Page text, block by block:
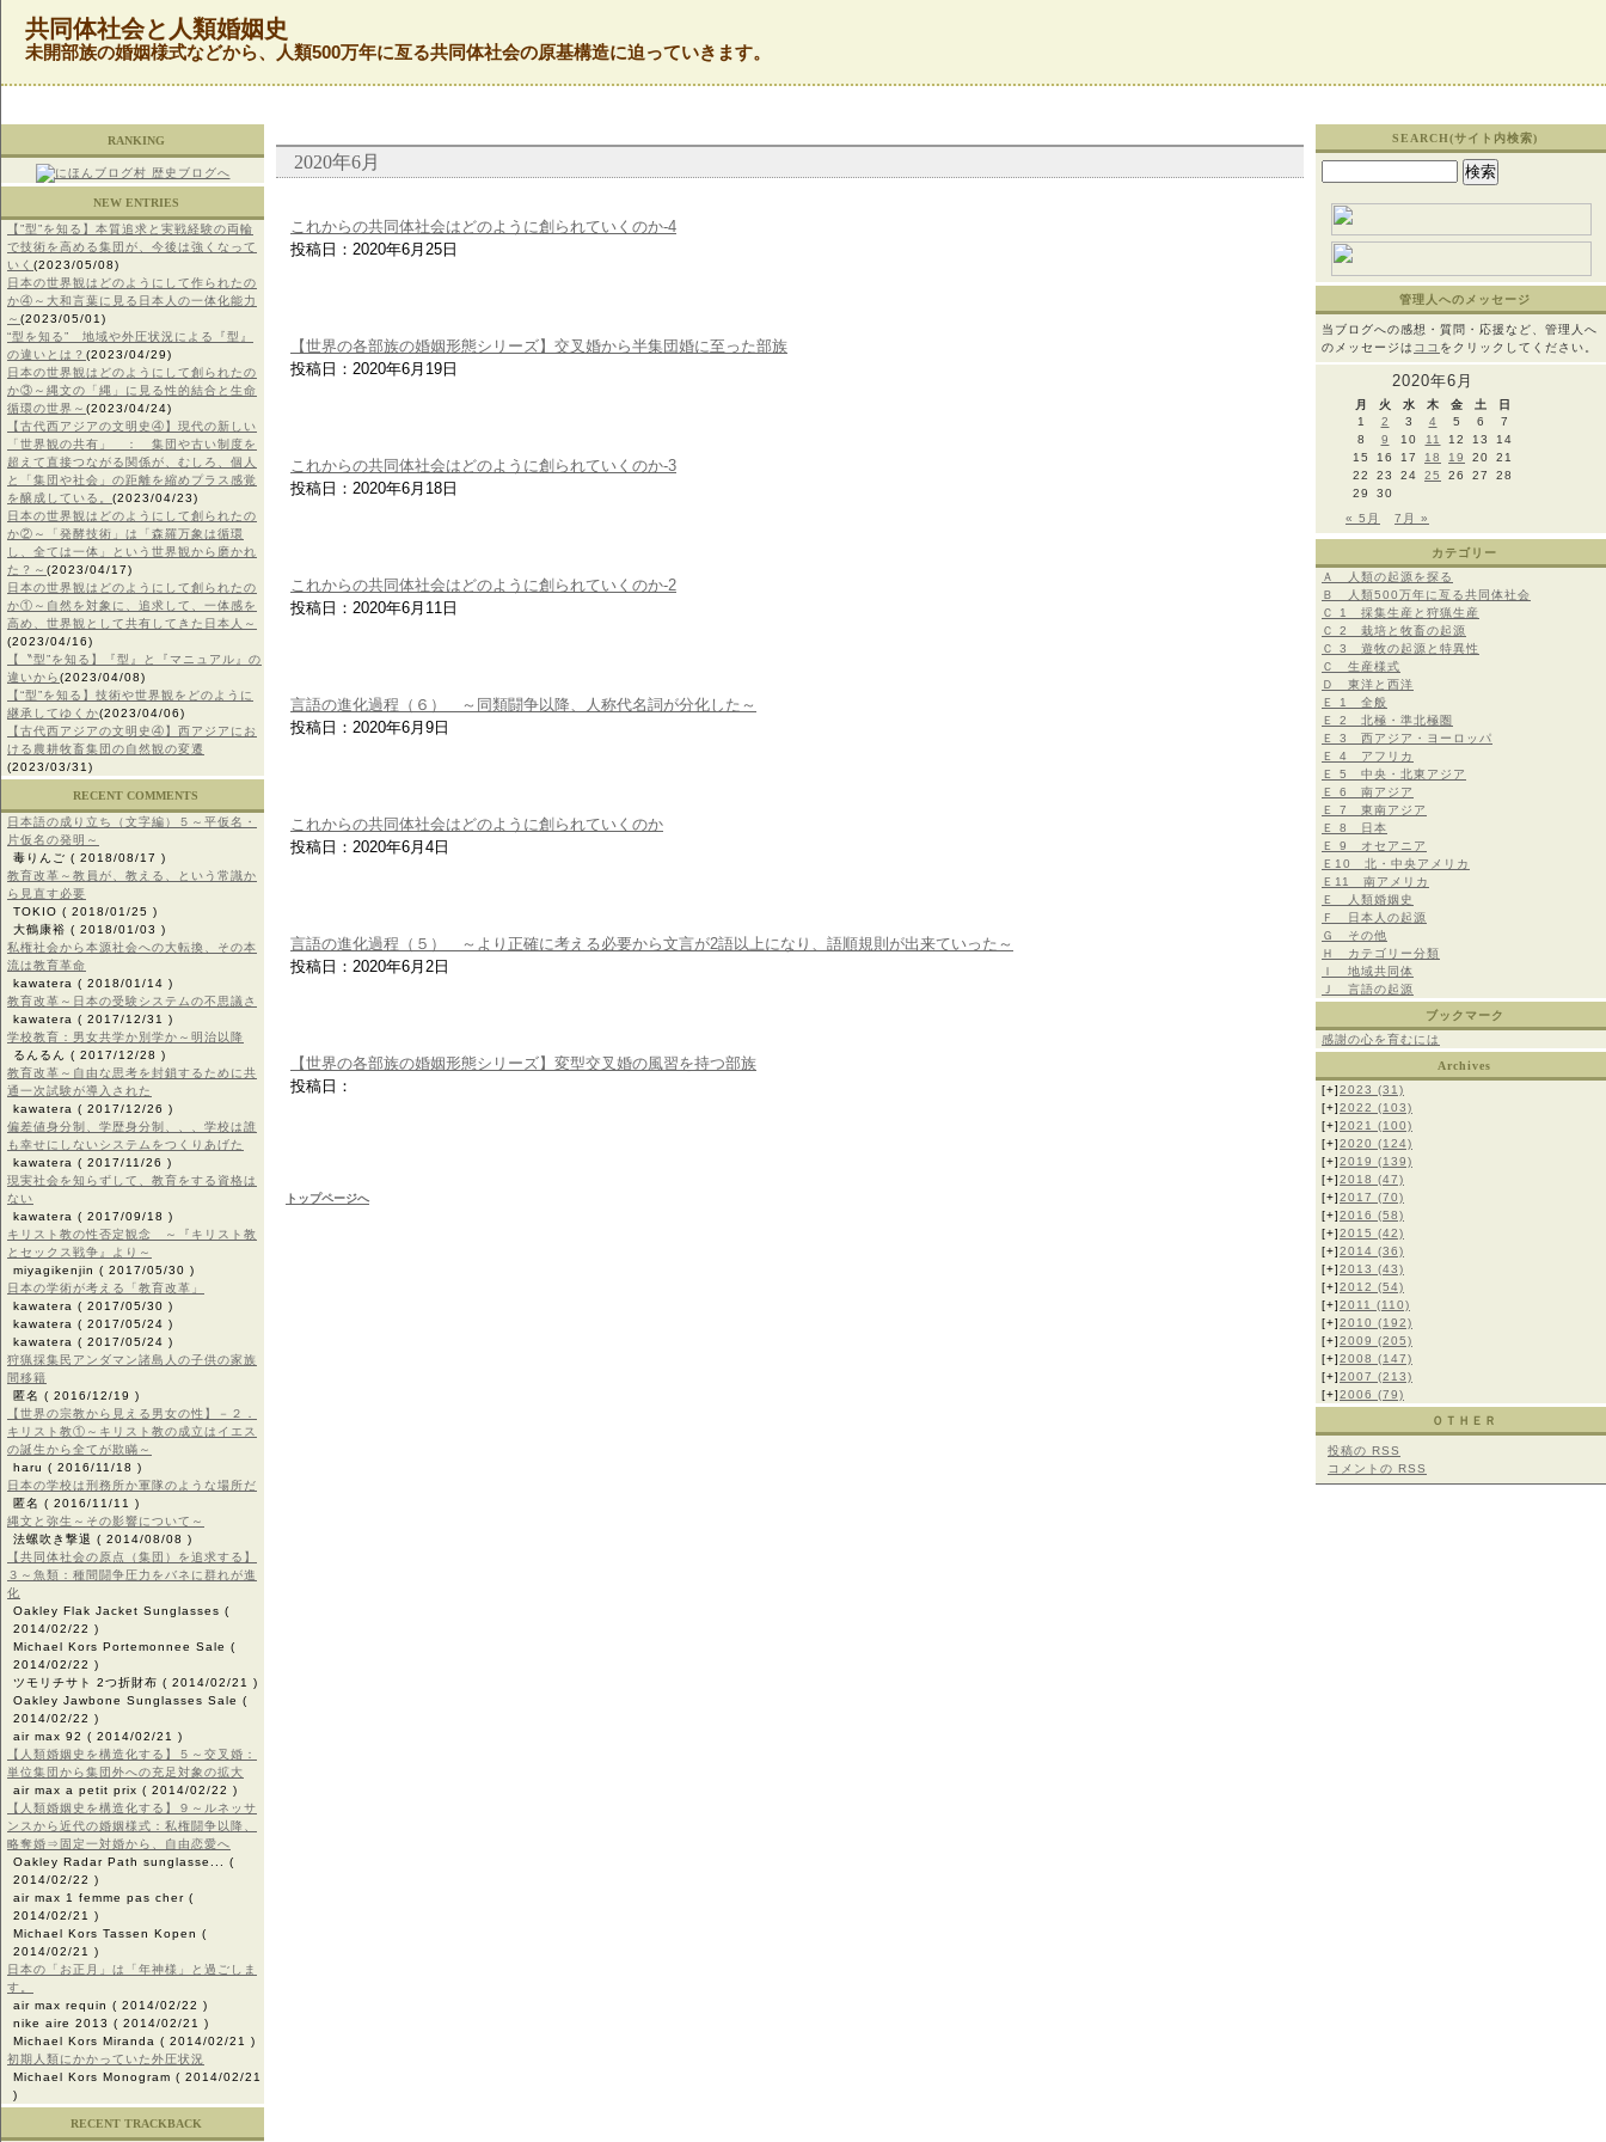
共同体社会と人類婚姻史
未開部族の婚姻様式などから、人類500万年に亙る共同体社会の原基構造に迫っていきます。
RANKING
NEW ENTRIES
【”型”を知る】本質追求と実戦経験の両輪
で技術を高める集団が、今後は強くなって
いく (2023/05/08)
日本の世界観はどのようにして作られたの
か④～大和言葉に見る日本人の一体化能力
～ (2023/05/01)
“型を知る” 地域や外圧状況による『型』
の違いとは？ (2023/04/29)
日本の世界観はどのようにして創られたの
か③～縄文の「縄」に見る性的結合と生命
循環の世界～ (2023/04/24)
【古代西アジアの文明史④】現代の新しい
「世界観の共有」 ： 集団や古い制度を
超えて直接つながる関係が、むしろ、個人
と「集団や社会」の距離を縮めプラス感覚
を醸成している。 (2023/04/23)
日本の世界観はどのようにして創られたの
か②～「発酵技術」は「森羅万象は循環
し、全ては一体」という世界観から磨かれ
た？～ (2023/04/17)
日本の世界観はどのようにして創られたの
か①～自然を対象に、追求して、一体感を
高め、世界観として共有してきた日本人～
(2023/04/16)
【〝型”を知る】『型』と『マニュアル』の
違いから(2023/04/08)
【“型”を知る】技術や世界観をどのように
継承してゆくか(2023/04/06)
【古代西アジアの文明史④】西アジアにお
ける農耕牧畜集団の自然観の変遷
(2023/03/31)
RECENT COMMENTS
日本語の成り立ち（文字編）５～平仮名・
片仮名の発明～
毒りんご ( 2018/08/17 )
教育改革～教員が、教える、という常識か
ら見直す必要
TOKIO ( 2018/01/25 )
大鶴康裕 ( 2018/01/03 )
私権社会から本源社会への大転換、その本
流は教育革命
kawatera ( 2018/01/14 )
教育改革～日本の受験システムの不思議さ
kawatera ( 2017/12/31 )
学校教育：男女共学か別学か～明治以降
るんるん ( 2017/12/28 )
教育改革～自由な思考を封鎖するために共
通一次試験が導入された
kawatera ( 2017/12/26 )
偏差値身分制、学歴身分制、、、学校は誰
も幸せにしないシステムをつくりあげた
kawatera ( 2017/11/26 )
現実社会を知らずして、教育をする資格は
ない
kawatera ( 2017/09/18 )
キリスト教の性否定観念 ～『キリスト教
とセックス戦争』より～
miyagikenjin ( 2017/05/30 )
日本の学術が考える「教育改革」
kawatera ( 2017/05/30 )
kawatera ( 2017/05/24 )
kawatera ( 2017/05/24 )
狩猟採集民アンダマン諸島人の子供の家族
間移籍
匿名 ( 2016/12/19 )
【世界の宗教から見える男女の性】－２．
キリスト教①～キリスト教の成立はイエス
の誕生から全てが欺瞞～
haru ( 2016/11/18 )
日本の学校は刑務所か軍隊のような場所だ
匿名 ( 2016/11/11 )
縄文と弥生～その影響について～
法螺吹き撃退 ( 2014/08/08 )
【共同体社会の原点（集団）を追求する】
３～魚類：種間闘争圧力をバネに群れが進
化
Oakley Flak Jacket Sunglasses (
2014/02/22 )
Michael Kors Portemonnee Sale (
2014/02/22 )
ツモリチサト 2つ折財布 ( 2014/02/21 )
Oakley Jawbone Sunglasses Sale (
2014/02/22 )
air max 92 ( 2014/02/21 )
【人類婚姻史を構造化する】５～交叉婚：
単位集団から集団外への充足対象の拡大
air max a petit prix ( 2014/02/22 )
【人類婚姻史を構造化する】９～ルネッサ
ンスから近代の婚姻様式：私権闘争以降、
略奪婚⇒固定一対婚から、自由恋愛へ
Oakley Radar Path sunglasse... (
2014/02/22 )
air max 1 femme pas cher (
2014/02/21 )
Michael Kors Tassen Kopen (
2014/02/21 )
日本の「お正月」は「年神様」と過ごしま
す。
air max requin ( 2014/02/22 )
nike aire 2013 ( 2014/02/21 )
Michael Kors Miranda ( 2014/02/21 )
初期人類にかかっていた外圧状況
Michael Kors Monogram ( 2014/02/21
)
RECENT TRACKBACK
2020年6月
これからの共同体社会はどのように創られていくのか-4
投稿日：2020年6月25日
【世界の各部族の婚姻形態シリーズ】交叉婚から半集団婚に至った部族
投稿日：2020年6月19日
これからの共同体社会はどのように創られていくのか-3
投稿日：2020年6月18日
これからの共同体社会はどのように創られていくのか-2
投稿日：2020年6月11日
言語の進化過程（６） ～同類闘争以降、人称代名詞が分化した～
投稿日：2020年6月9日
これからの共同体社会はどのように創られていくのか
投稿日：2020年6月4日
言語の進化過程（５） ～より正確に考える必要から文言が2語以上になり、語順規則が出来ていった～
投稿日：2020年6月2日
【世界の各部族の婚姻形態シリーズ】変型交叉婚の風習を持つ部族
投稿日：
トップページへ
SEARCH(サイト内検索)
索:
管理人へのメッセージ
当ブログへの感想・質問・応援など、管理人へ
のメッセージは ココ をクリックしてください。
2020年6月
月 火 水 木 金 土
日
1
2 3 4 5 6
7
8
9 10 11 12 13
14
15
16 17 18 19 20
21
22
23 24 25 26 27
28
29
30
« 5月
7月 »
カテゴリー
Ａ 人類の起源を探る
Ｂ 人類500万年に亙る共同体社会
Ｃ 1 採集生産と狩猟生産
Ｃ 2 栽培と牧畜の起源
Ｃ 3 遊牧の起源と特異性
Ｃ 生産様式
Ｄ 東洋と西洋
Ｅ 1 全般
Ｅ 2 北極・準北極圏
Ｅ 3 西アジア・ヨーロッパ
Ｅ 4 アフリカ
Ｅ 5 中央・北東アジア
Ｅ 6 南アジア
Ｅ 7 東南アジア
Ｅ 8 日本
Ｅ 9 オセアニア
Ｅ10 北・中央アメリカ
Ｅ11 南アメリカ
Ｅ 人類婚姻史
Ｆ 日本人の起源
Ｇ その他
Ｈ カテゴリー分類
Ｉ 地域共同体
Ｊ 言語の起源
ブックマーク
感謝の心を育むには
Archives
[+]2023 (31)
[+]2022 (103)
[+]2021 (100)
[+]2020 (124)
[+]2019 (139)
[+]2018 (47)
[+]2017 (70)
[+]2016 (58)
[+]2015 (42)
[+]2014 (36)
[+]2013 (43)
[+]2012 (54)
[+]2011 (110)
[+]2010 (192)
[+]2009 (205)
[+]2008 (147)
[+]2007 (213)
[+]2006 (79)
ＯＴＨＥＲ
投稿の RSS
コメントの RSS